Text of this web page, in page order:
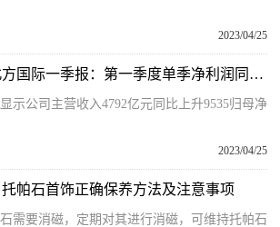
2023/04/25
世界看点：图解北方国际一季报：第一季度单季净利润同比增84.87%
示公司主营收入4792亿元同比上升9535归母净
2023/04/25
帕石首饰正确保养方法及注意事项
需要消磁，定期对其进行消磁，可维持托帕石